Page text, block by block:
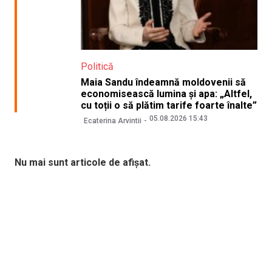
Politică
Maia Sandu îndeamnă moldovenii să
economisească lumina și apa: „Altfel,
cu toții o să plătim tarife foarte înalte”
Ecaterina Arvintii 05.08.2026 15:43
Nu mai sunt articole de afișat.